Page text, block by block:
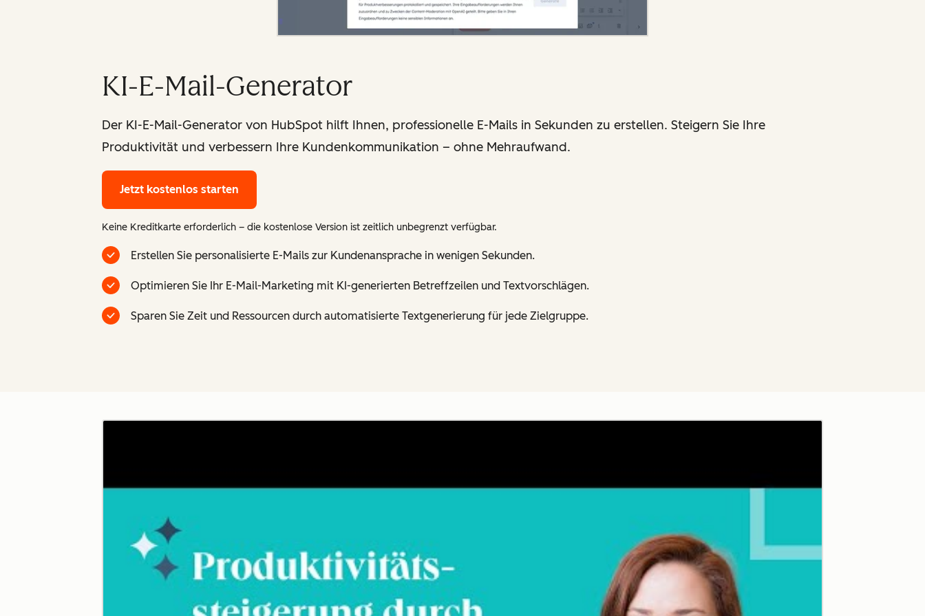
KI-E-Mail-Generator
Der KI-E-Mail-Generator von HubSpot hilft Ihnen, professionelle E-Mails in Sekunden zu erstellen. Steigern Sie Ihre
Produktivität und verbessern Ihre Kundenkommunikation – ohne Mehraufwand.
Jetzt kostenlos starten
Keine Kreditkarte erforderlich – die kostenlose Version ist zeitlich unbegrenzt verfügbar.
Erstellen Sie personalisierte E-Mails zur Kundenansprache in wenigen Sekunden.
Optimieren Sie Ihr E-Mail-Marketing mit KI-generierten Betreffzeilen und Textvorschlägen.
Sparen Sie Zeit und Ressourcen durch automatisierte Textgenerierung für jede Zielgruppe.